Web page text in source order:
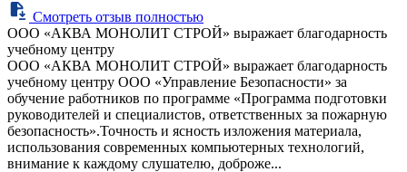
Смотреть отзыв полностью
ООО «АКВА МОНОЛИТ СТРОЙ» выражает благодарность
учебному центру
ООО «АКВА МОНОЛИТ СТРОЙ» выражает благодарность
учебному центру ООО «Управление Безопасности» за
обучение работников по программе «Программа подготовки
руководителей и специалистов, ответственных за пожарную
безопасность».Точность и ясность изложения материала,
использования современных компьютерных технологий,
внимание к каждому слушателю, доброже...